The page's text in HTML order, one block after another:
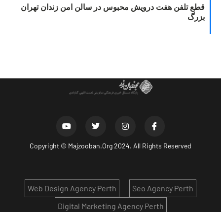
قطع تلفن هفت درویش محبوس در سالن امن زندان تهران
بزرگ
Copyright © Majzooban.Org2024. All Rights Reserved
Seo Agency Perth
Web Design Agency Perth
Digital Marketing Agency Perth